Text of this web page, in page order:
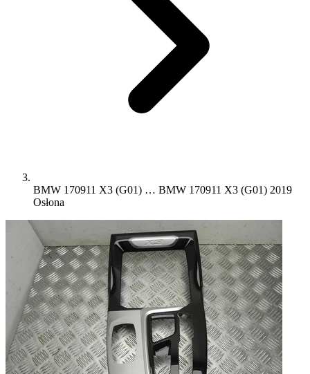
BMW 170911 X3 (G01) … BMW 170911 X3 (G01) 2019
Osłona